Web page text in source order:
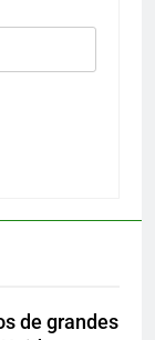
de grandes